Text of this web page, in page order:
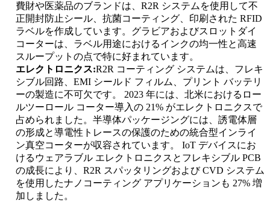
費財や医薬品のブランドは、R2R システムを使用して不
正開封防止シール、抗菌コーティング、印刷された RFID
ラベルを作成しています。グラビアおよびスロットダイ
コーターは、ラベル用途におけるインクの均一性と高速
スループットの点で特に好まれています。
エレクトロニクス:R2R コーティング システムは、フレキ
シブル回路、EMI シールド フィルム、プリント バッテリ
ーの製造に不可欠です。 2023 年には、北米におけるロー
ルツーロール コーター導入の 21% がエレクトロニクスで
占められました。半導体パッケージングには、誘電体層
の形成と導電性トレースの保護のための統合型インライ
ン真空コーターが収容されています。 IoT デバイスにお
けるウェアラブル エレクトロニクスとフレキシブル PCB
の成長により、R2R スパッタリングおよび CVD システム
を使用したナノコーティング アプリケーションも 27% 増
加しました。